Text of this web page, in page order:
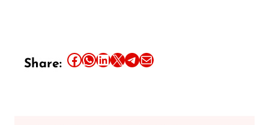
Share: Share this article on Facebook Share this article on WhatsApp Share this article on LinkedIn Share this article on X Share this article on TelegramEmail this Article